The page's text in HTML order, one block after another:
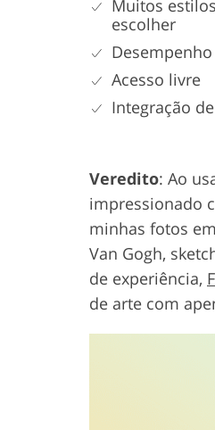
Muitos
escolher
Acesso livre
Integração
Veredito: Ao
impressionado
minhas fotos
Van Gogh,
de experiência,
de arte com